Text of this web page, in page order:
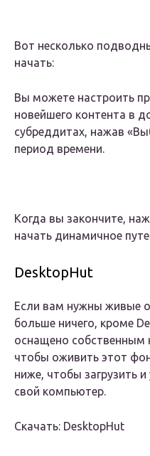
Вот несколько
начать:
Вы можете настроить
новейшего контента в
субреддитах, нажав
период времени.
Когда вы закончите,
начать динамичное
DesktopHut
Если вам нужны живые
больше ничего, кроме
оснащено
чтобы оживить этот
ниже, чтобы загрузить
свой компьютер.
Скачать: DesktopHut